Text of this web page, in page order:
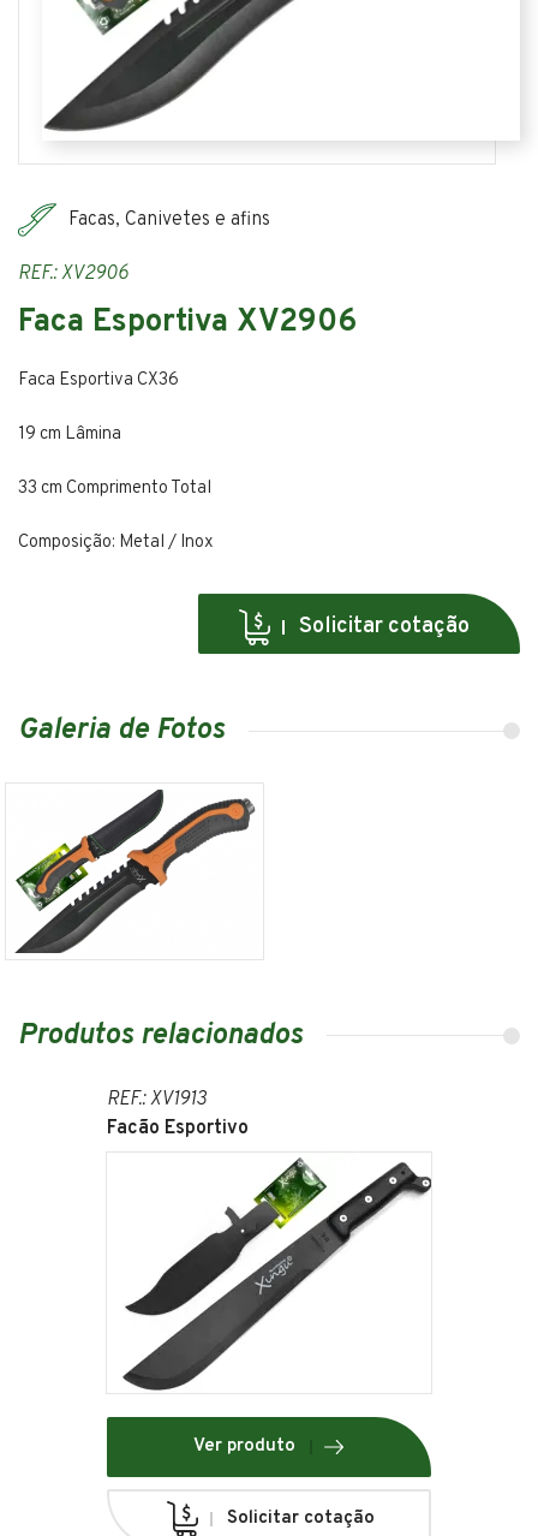
Facas, Canivetes e afins
REF.: XV2906
Faca Esportiva XV2906
Faca Esportiva CX36
19 cm Lâmina
33 cm Comprimento Total
Composição: Metal / Inox
Solicitar cotação
Galeria de Fotos
Produtos relacionados
REF.: XV1913
Facão Esportivo
Ver produto
Solicitar cotação